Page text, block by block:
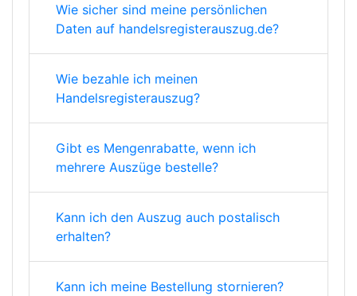
Wie sicher sind meine persönlichen
Daten auf handelsregisterauszug.de?
Wie bezahle ich meinen
Handelsregisterauszug?
Gibt es Mengenrabatte, wenn ich
mehrere Auszüge bestelle?
Kann ich den Auszug auch postalisch
erhalten?
Kann ich meine Bestellung stornieren?